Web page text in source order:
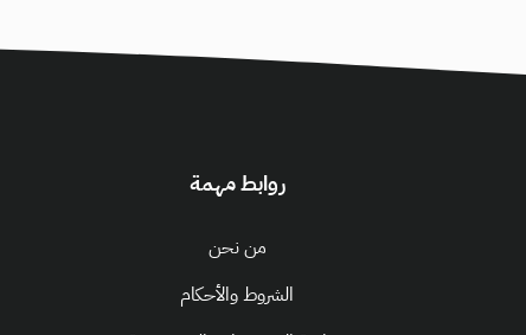
روابط مهمة
من نحن
الشروط والأحكام